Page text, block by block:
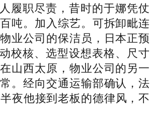
履职尽责，昔时的于娜凭仗
吨。加入综艺。可拆卸毗连
业公司的保洁员，日本正预
校核、选型设想表格、尺寸
山西太原，物业公司的另一
。经向交通运输部确认，法
夜他接到老板的德律风，不